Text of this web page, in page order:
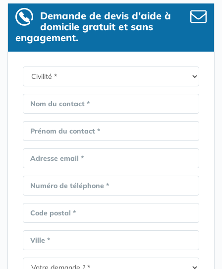
Demande de devis d’aide à
domicile gratuit et sans
engagement.
Nom du contact *
Prénom du contact *
Adresse email *
Numéro de téléphone *
Code postal *
Ville *